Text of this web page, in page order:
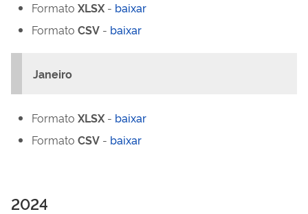
Formato XLSX - baixar
Formato CSV - baixar
Janeiro
Formato XLSX - baixar
Formato CSV - baixar
2024